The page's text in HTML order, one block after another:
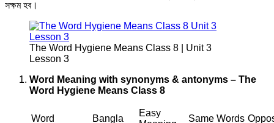
সক্ষম হব।
The Word Hygiene Means Class 8 | Unit 3
Lesson 3
Word Meaning with synonyms & antonyms – The
Word Hygiene Means Class 8
Word Bangla
Easy
Same Words